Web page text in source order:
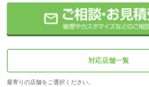
対応店舗一覧
最寄りの店舗をご選択ください。